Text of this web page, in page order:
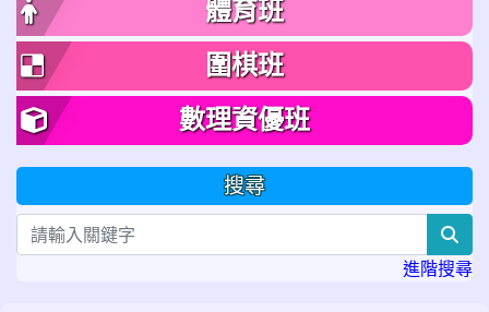
體育班
圍棋班
數理資優班
搜尋
進階搜尋